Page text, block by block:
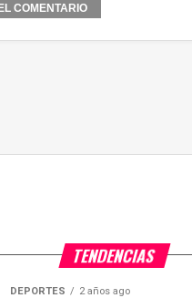
TENDENCIAS
DEPORTES 2 años ago